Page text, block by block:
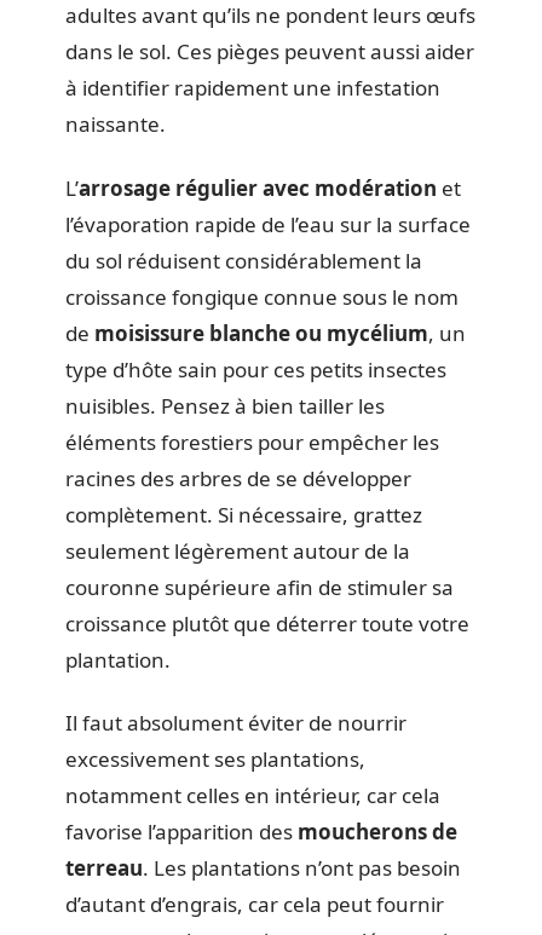
adultes avant qu’ils ne pondent leurs œufs
dans le sol. Ces pièges peuvent aussi aider
à identifier rapidement une infestation
naissante.
L’arrosage régulier avec modération et
l’évaporation rapide de l’eau sur la surface
du sol réduisent considérablement la
croissance fongique connue sous le nom
de moisissure blanche ou mycélium, un
type d’hôte sain pour ces petits insectes
nuisibles. Pensez à bien tailler les
éléments forestiers pour empêcher les
racines des arbres de se développer
complètement. Si nécessaire, grattez
seulement légèrement autour de la
couronne supérieure afin de stimuler sa
croissance plutôt que déterrer toute votre
plantation.
Il faut absolument éviter de nourrir
excessivement ses plantations,
notamment celles en intérieur, car cela
favorise l’apparition des moucherons de
terreau. Les plantations n’ont pas besoin
d’autant d’engrais, car cela peut fournir